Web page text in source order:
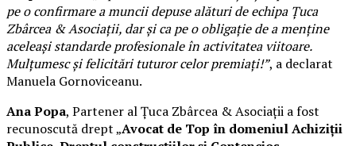
pe o confirmare a muncii depuse alături de echipa Țuca
Zbârcea & Asociații, dar și ca pe o obligație de a menține
aceleași standarde profesionale în activitatea viitoare.
Mulțumesc și felicitări tuturor celor premiați!”, a declarat
Manuela Gornoviceanu.
Ana Popa, Partener al Țuca Zbârcea & Asociații a fost
recunoscută drept „Avocat de Top în domeniul Achiziții